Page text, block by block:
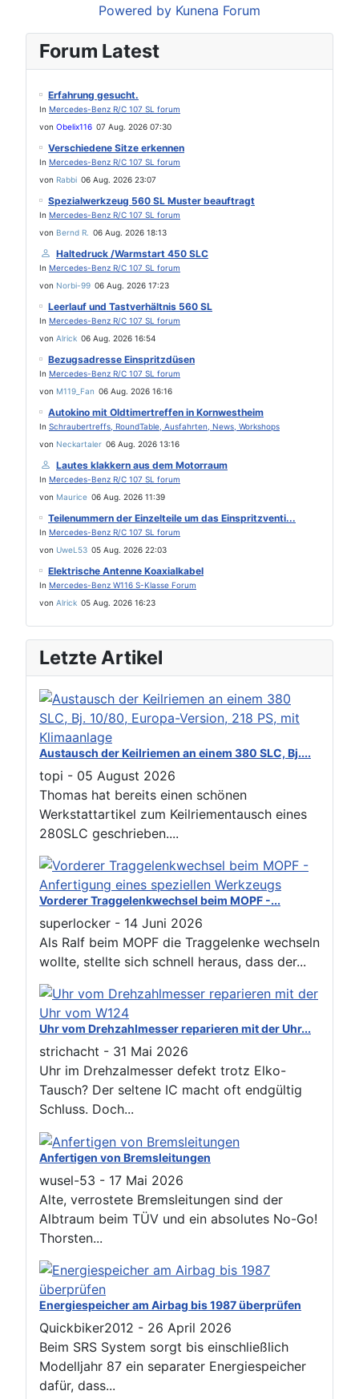
Powered by Kunena Forum
Forum Latest
Erfahrung gesucht.
In Mercedes-Benz R/C 107 SL forum
von Obelix116 07 Aug. 2026 07:30
Verschiedene Sitze erkennen
In Mercedes-Benz R/C 107 SL forum
von Rabbi 06 Aug. 2026 23:07
Spezialwerkzeug 560 SL Muster beauftragt
In Mercedes-Benz R/C 107 SL forum
von Bernd R. 06 Aug. 2026 18:13
Haltedruck /Warmstart 450 SLC
In Mercedes-Benz R/C 107 SL forum
von Norbi-99 06 Aug. 2026 17:23
Leerlauf und Tastverhältnis 560 SL
In Mercedes-Benz R/C 107 SL forum
von Alrick 06 Aug. 2026 16:54
Bezugsadresse Einspritzdüsen
In Mercedes-Benz R/C 107 SL forum
von M119_Fan 06 Aug. 2026 16:16
Autokino mit Oldtimertreffen in Kornwestheim
In Schraubertreffs, RoundTable, Ausfahrten, News, Workshops
von Neckartaler 06 Aug. 2026 13:16
Lautes klakkern aus dem Motorraum
In Mercedes-Benz R/C 107 SL forum
von Maurice 06 Aug. 2026 11:39
Teilenummern der Einzelteile um das Einspritzventi...
In Mercedes-Benz R/C 107 SL forum
von UweL53 05 Aug. 2026 22:03
Elektrische Antenne Koaxialkabel
In Mercedes-Benz W116 S-Klasse Forum
von Alrick 05 Aug. 2026 16:23
Letzte Artikel
Austausch der Keilriemen an einem 380 SLC, Bj....
topi - 05 August 2026
Thomas hat bereits einen schönen
Werkstattartikel zum Keilriementausch eines
280SLC geschrieben....
Vorderer Traggelenkwechsel beim MOPF -...
superlocker - 14 Juni 2026
Als Ralf beim MOPF die Traggelenke wechseln
wollte, stellte sich schnell heraus, dass der...
Uhr vom Drehzahlmesser reparieren mit der Uhr...
strichacht - 31 Mai 2026
Uhr im Drehzalmesser defekt trotz Elko-
Tausch? Der seltene IC macht oft endgültig
Schluss. Doch...
Anfertigen von Bremsleitungen
wusel-53 - 17 Mai 2026
Alte, verrostete Bremsleitungen sind der
Albtraum beim TÜV und ein absolutes No-Go!
Thorsten...
Energiespeicher am Airbag bis 1987 überprüfen
Quickbiker2012 - 26 April 2026
Beim SRS System sorgt bis einschließlich
Modelljahr 87 ein separater Energiespeicher
dafür, dass...